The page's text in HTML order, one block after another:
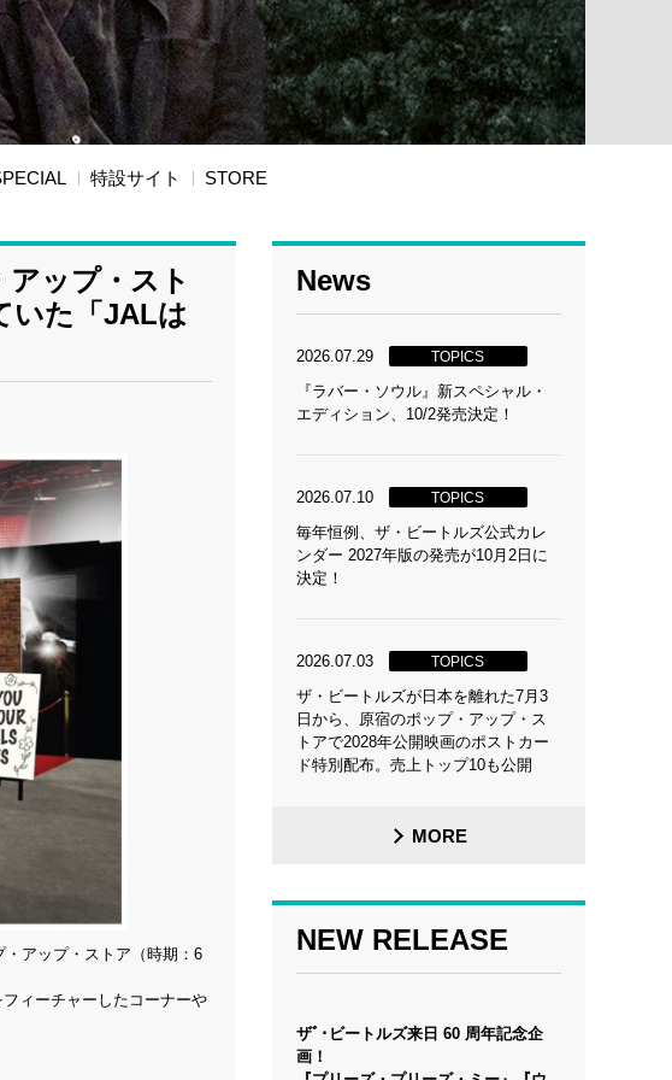
特設サイト STORE
ップ・スト
いた「JALは
アップ・ストア（時期：6
ィーチャーしたコーナーや
News
2026.07.29 TOPICS
『ラバー・ソウル』新スペシャル・
エディション、10/2発売決定！
2026.07.10 TOPICS
毎年恒例、ザ・ビートルズ公式カレ
ンダー 2027年版の発売が10月2日に
決定！
2026.07.03 TOPICS
ザ・ビートルズが日本を離れた7月3
日から、原宿のポップ・アップ・ス
トアで2028年公開映画のポストカー
ド特別配布。売上トップ10も公開
MORE
NEW RELEASE
ザﾞ･ビートルズ来日 60 周年記念企
画！